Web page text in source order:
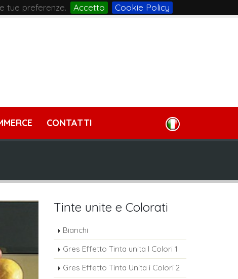
tue preferenze. Accetto Cookie Policy
CONTATTI
Tinte unite e Colorati
Bianchi
Gres Effetto Tinta unita I Colori 1
Gres Effetto Tinta Unita i Colori 2